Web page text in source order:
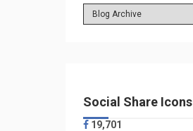
Social Share Icons
19,701